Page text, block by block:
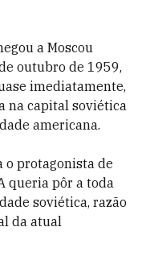
a Moscou
outubro de 1959,
imediatamente,
na capital soviética
americana.
o protagonista de
queria pôr a toda
soviética, razão
da atual